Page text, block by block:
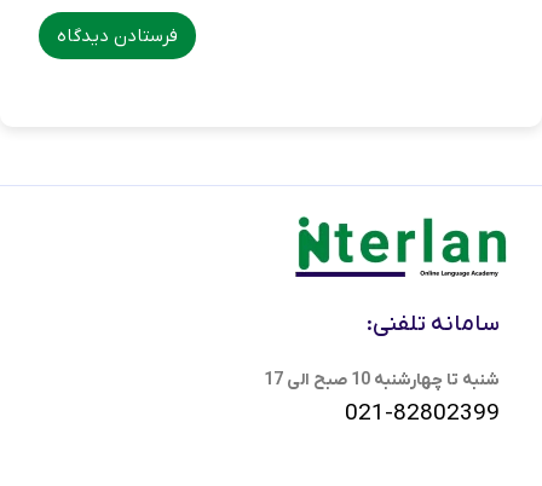
سامانه تلفنی:
شنبه تا چهارشنبه 10 صبح الی 17
021-82802399